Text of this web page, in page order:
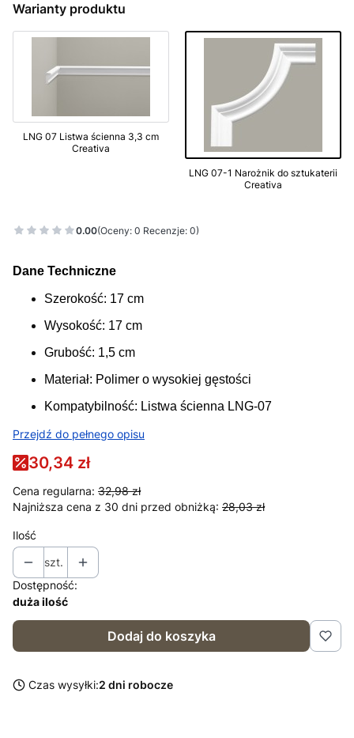
Warianty produktu
LNG 07 Listwa ścienna 3,3 cm
Creativa
LNG 07-1 Narożnik do sztukaterii
Creativa
0.00(Oceny: 0 Recenzje: 0)
Dane Techniczne
Szerokość: 17 cm
Wysokość: 17 cm
Grubość: 1,5 cm
Materiał: Polimer o wysokiej gęstości
Kompatybilność: Listwa ścienna LNG-07
Przejdź do pełnego opisu
30,34 zł
Cena regularna: 32,98 zł
Najniższa cena z 30 dni przed obniżką: 28,03 zł
Ilość
szt.
Dostępność:
duża ilość
Dodaj do koszyka
Czas wysyłki:2 dni robocze